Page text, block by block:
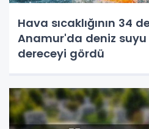
Hava sıcaklığının 34
Anamur'da deniz suyu
dereceyi gördü